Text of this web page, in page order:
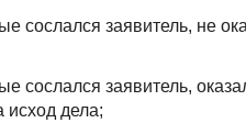
сослался заявитель, не
сослался заявитель,
исход дела;